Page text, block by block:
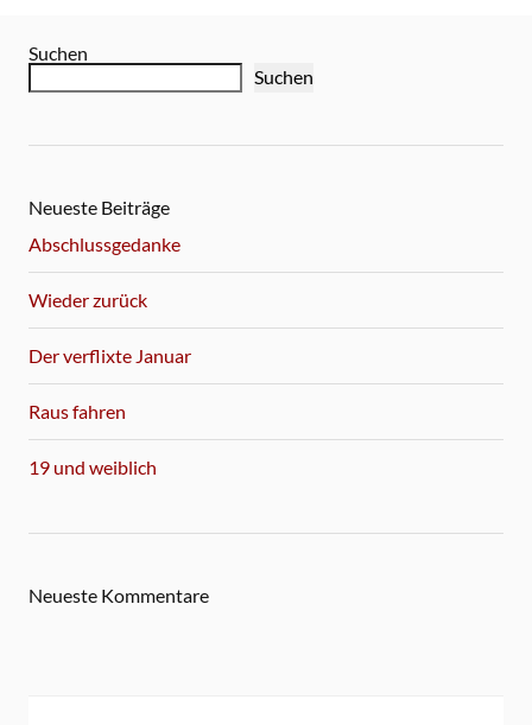
Suchen
Suchen
Neueste Beiträge
Abschlussgedanke
Wieder zurück
Der verflixte Januar
Raus fahren
19 und weiblich
Neueste Kommentare